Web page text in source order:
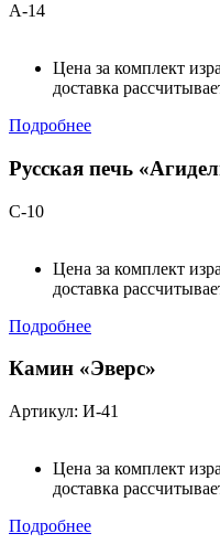
А-14
Цена за комплект
доставка
Подробнее
Русская печь
С-10
Цена за комплект
доставка
Подробнее
Камин «Эверс»
Артикул: И-41
Цена за комплект
доставка
Подробнее